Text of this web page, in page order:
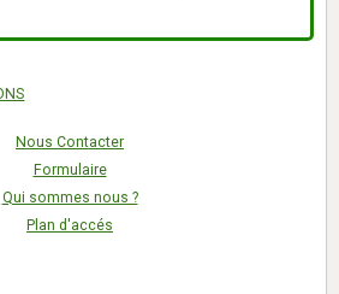
Nous Contacter
Formulaire
Qui sommes nous ?
Plan d'accés